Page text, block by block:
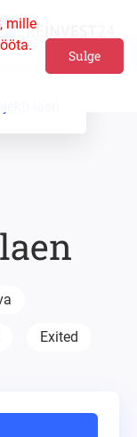
mille
Sulge
Exited